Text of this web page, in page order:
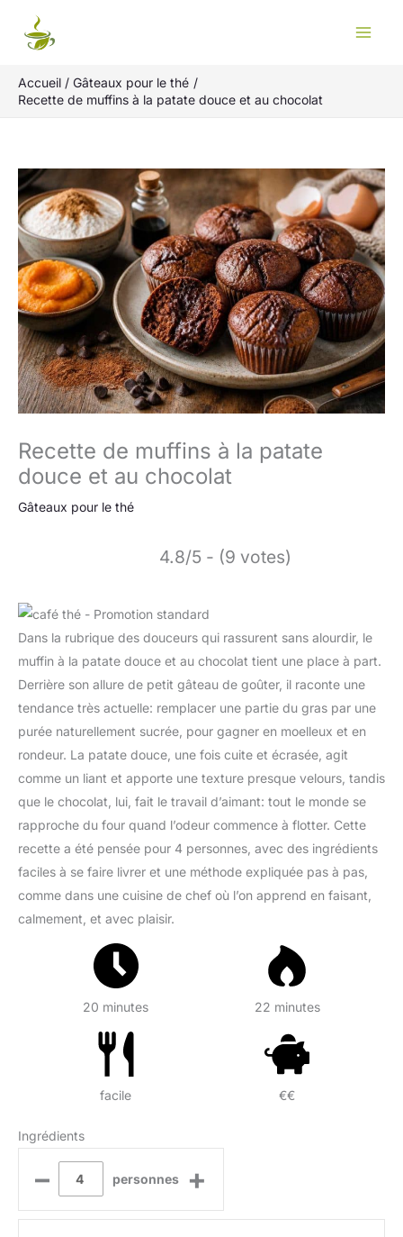
Accueil
Gâteaux pour le thé
Recette de muffins à la patate douce et au chocolat
Recette de muffins à la patate
douce et au chocolat
Gâteaux pour le thé
4.8/5 - (9 votes)
Dans la rubrique des douceurs qui rassurent sans alourdir, le
muffin à la patate douce et au chocolat tient une place à part.
Derrière son allure de petit gâteau de goûter, il raconte une
tendance très actuelle: remplacer une partie du gras par une
purée naturellement sucrée, pour gagner en moelleux et en
rondeur. La patate douce, une fois cuite et écrasée, agit
comme un liant et apporte une texture presque velours, tandis
que le chocolat, lui, fait le travail d’aimant: tout le monde se
rapproche du four quand l’odeur commence à flotter. Cette
recette a été pensée pour 4 personnes, avec des ingrédients
faciles à se faire livrer et une méthode expliquée pas à pas,
comme dans une cuisine de chef où l’on apprend en faisant,
calmement, et avec plaisir.
20 minutes 22 minutes
facile €€
Ingrédients
– personnes +